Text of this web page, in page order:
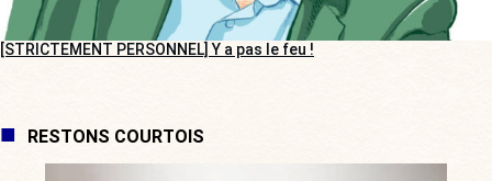
[STRICTEMENT PERSONNEL] Y a pas le feu !
RESTONS COURTOIS